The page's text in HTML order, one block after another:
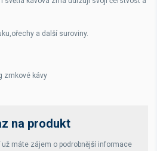
a další suroviny.
zrnkové kávy
na produkt
máte zájem o podrobnější informace